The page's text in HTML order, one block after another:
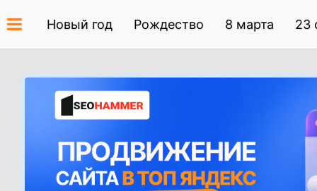
Новый год Рождество 8 марта 23